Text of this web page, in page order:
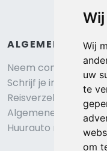
Wij
uw
te
om
ALGEMEEN
Neem contact op
Schrijf je in voor
Reisverzekering
Algemene
Huurauto reserveren